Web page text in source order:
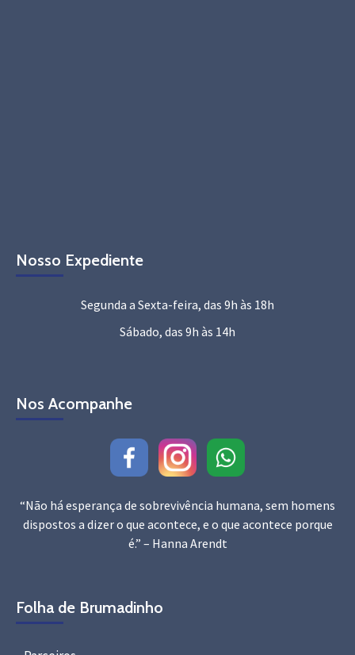
Nosso Expediente
Segunda a Sexta-feira, das 9h às 18h
Sábado, das 9h às 14h
Nos Acompanhe
“Não há esperança de sobrevivência humana, sem homens
dispostos a dizer o que acontece, e o que acontece porque
é.” – Hanna Arendt
Folha de Brumadinho